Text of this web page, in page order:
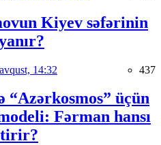
Kiyev səfərinin
14:32 437
“Azərkosmos” üçün
Fərman hansı